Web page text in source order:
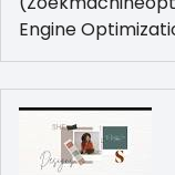
Engine